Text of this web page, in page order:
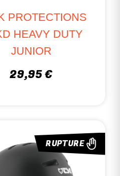
PROTECTIONS
HEAVY DUTY
JUNIOR
29,95 €
RUPTURE